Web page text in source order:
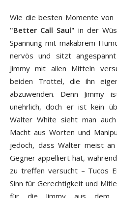
Wie die besten Momente von
"Better Call Saul" in der
Spannung mit makabrem
nervös und sitzt
Jimmy mit allen Mitteln
beiden Trottel, die ihn
abzuwenden. Denn Jimmy
unehrlich, doch er ist kein
Walter White sieht man
Macht aus Worten und
jedoch, dass Walter meist
Gegner appelliert hat,
zu treffen versucht – Tucos
Sinn für Gerechtigkeit und
für die Jimmy aus dem